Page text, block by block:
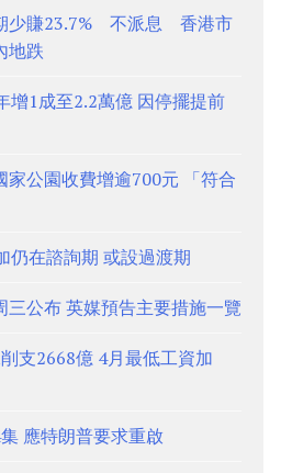
少賺23.7% 不派息 香港市
地跌
增1成至2.2萬億 因停擺提前
家公園收費增逾700元 「符合
仍在諮詢期 或設過渡期
三公布 英媒預告主要措施一覽
支2668億 4月最低工資加
應特朗普要求重啟